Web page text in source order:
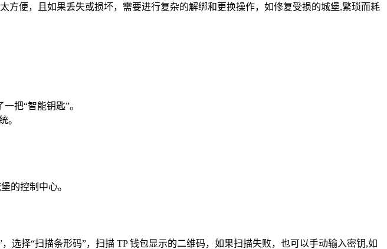
便，且如果丢失或损坏，需要进行复杂的解绑和更换操作，如修复受损的城堡,繁琐而耗
把“智能钥匙”。
。
的控制中心。
选择“扫描条形码”，扫描 TP 钱包显示的二维码，如果扫描失败，也可以手动输入密钥,如